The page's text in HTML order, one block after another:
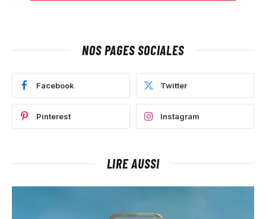
NOS PAGES SOCIALES
Facebook Twitter
Pinterest Instagram
LIRE AUSSI